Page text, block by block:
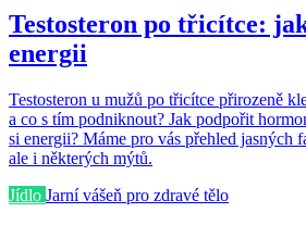
Testosteron po třicítce:
energii
Testosteron u mužů po třicítce přirozeně
a co s tím podniknout? Jak podpořit
si energii? Máme pro vás přehled jasných
ale i některých mýtů.
Jídlo Jarní vášeň pro zdravé tělo